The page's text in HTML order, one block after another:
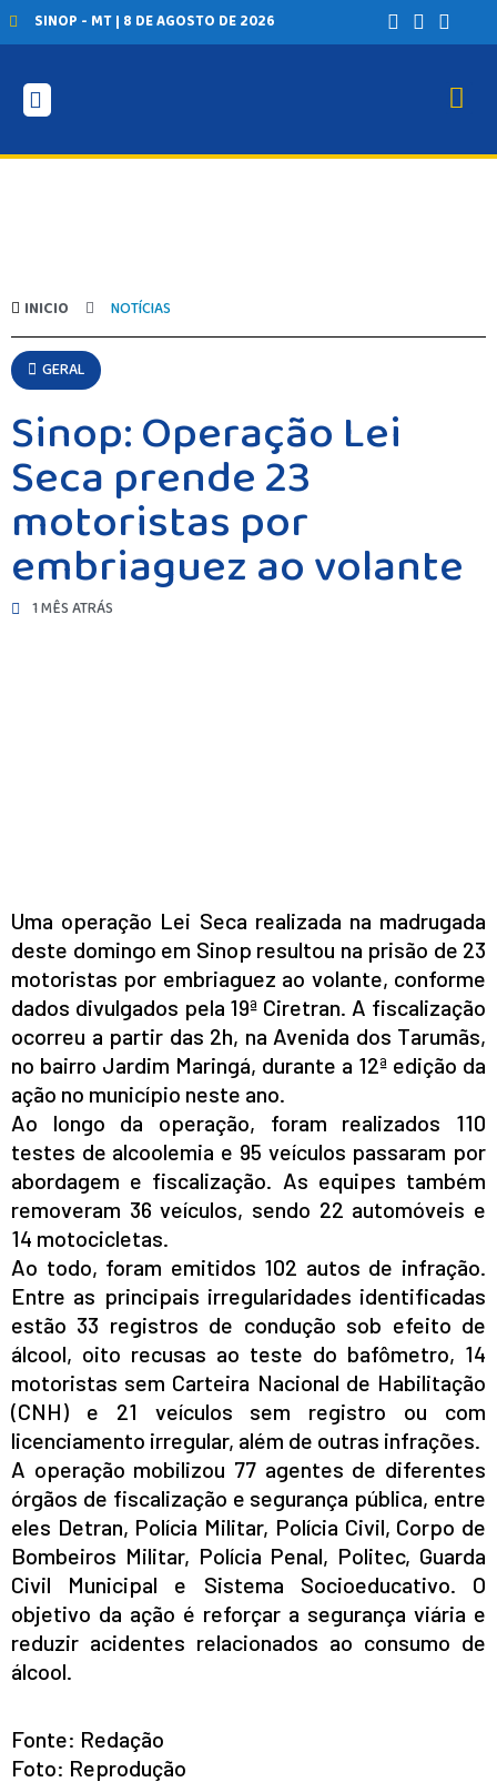
SINOP - MT | 8 DE AGOSTO DE 2026
INICIO NOTÍCIAS
GERAL
Sinop: Operação Lei
Seca prende 23
motoristas por
embriaguez ao volante
1 MÊS ATRÁS
Uma operação Lei Seca realizada na madrugada
deste domingo em Sinop resultou na prisão de 23
motoristas por embriaguez ao volante, conforme
dados divulgados pela 19ª Ciretran. A fiscalização
ocorreu a partir das 2h, na Avenida dos Tarumãs,
no bairro Jardim Maringá, durante a 12ª edição da
ação no município neste ano.
Ao longo da operação, foram realizados 110
testes de alcoolemia e 95 veículos passaram por
abordagem e fiscalização. As equipes também
removeram 36 veículos, sendo 22 automóveis e
14 motocicletas.
Ao todo, foram emitidos 102 autos de infração.
Entre as principais irregularidades identificadas
estão 33 registros de condução sob efeito de
álcool, oito recusas ao teste do bafômetro, 14
motoristas sem Carteira Nacional de Habilitação
(CNH) e 21 veículos sem registro ou com
licenciamento irregular, além de outras infrações.
A operação mobilizou 77 agentes de diferentes
órgãos de fiscalização e segurança pública, entre
eles Detran, Polícia Militar, Polícia Civil, Corpo de
Bombeiros Militar, Polícia Penal, Politec, Guarda
Civil Municipal e Sistema Socioeducativo. O
objetivo da ação é reforçar a segurança viária e
reduzir acidentes relacionados ao consumo de
álcool.
Fonte: Redação
Foto: Reprodução